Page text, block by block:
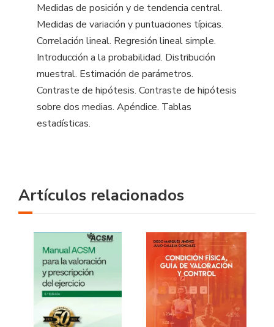
Medidas de posición y de tendencia central.
Medidas de variación y puntuaciones típicas.
Correlación lineal. Regresión lineal simple.
Introducción a la probabilidad. Distribución
muestral. Estimación de parámetros.
Contraste de hipótesis. Contraste de hipótesis
sobre dos medias. Apéndice. Tablas
estadísticas.
Artículos relacionados